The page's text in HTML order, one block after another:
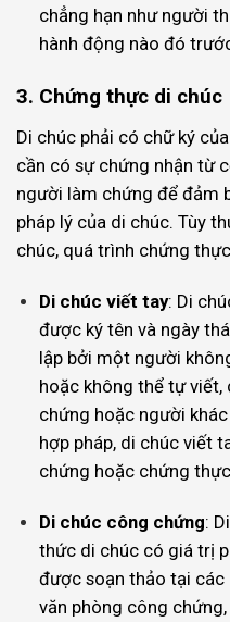
chẳng hạn như người
hành động nào đó
3. Chứng thực di chúc
Di chúc phải có chữ ký
cần có sự chứng nhận từ
người làm chứng để đảm
pháp lý của di chúc. Tùy
chúc, quá trình chứng
Di chúc viết tay: Di
được ký tên và ngày
lập bởi một người
hoặc không thể tự
chứng hoặc người
hợp pháp, di chúc viết
chứng hoặc chứng
Di chúc công chứng:
thức di chúc có giá trị
được soạn thảo tại
văn phòng công